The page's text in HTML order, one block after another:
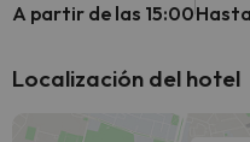
A partir de las 15:00
Localización del hotel